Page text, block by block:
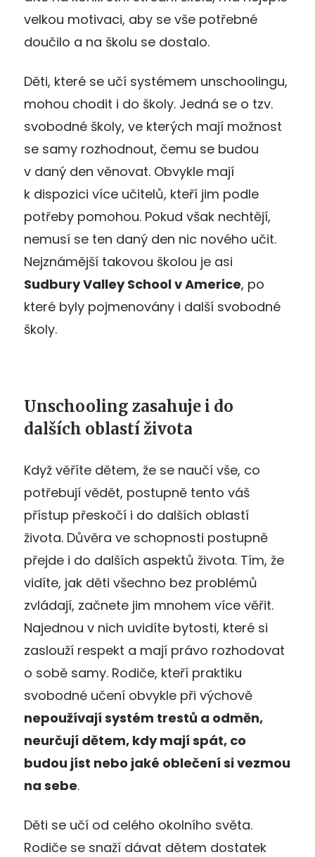
velkou motivaci, aby se vše potřebné
doučilo a na školu se dostalo.
Děti, které se učí systémem unschoolingu,
mohou chodit i do školy. Jedná se o tzv.
svobodné školy, ve kterých mají možnost
se samy rozhodnout, čemu se budou
v daný den věnovat. Obvykle mají
k dispozici více učitelů, kteří jim podle
potřeby pomohou. Pokud však nechtějí,
nemusí se ten daný den nic nového učit.
Nejznámější takovou školou je asi
Sudbury Valley School v Americe, po
které byly pojmenovány i další svobodné
školy.
Unschooling zasahuje i do
dalších oblastí života
Když věříte dětem, že se naučí vše, co
potřebují vědět, postupně tento váš
přístup přeskočí i do dalších oblastí
života. Důvěra ve schopnosti postupně
přejde i do dalších aspektů života. Tím, že
vidíte, jak děti všechno bez problémů
zvládají, začnete jim mnohem více věřit.
Najednou v nich uvidíte bytosti, které si
zaslouží respekt a mají právo rozhodovat
o sobě samy. Rodiče, kteří praktiku
svobodné učení obvykle při výchově
nepoužívají systém trestů a odměn,
neurčují dětem, kdy mají spát, co
budou jíst nebo jaké oblečení si vezmou
na sebe.
Děti se učí od celého okolního světa.
Rodiče se snaží dávat dětem dostatek